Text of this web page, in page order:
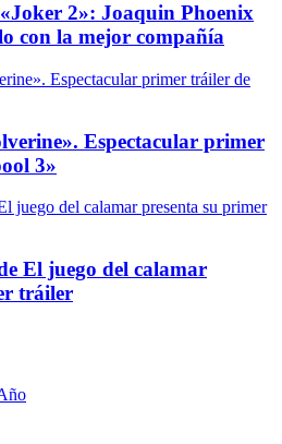
2»: Joaquin Phoenix
con la mejor compañía
Espectacular primer
3»
El juego del calamar
tráiler